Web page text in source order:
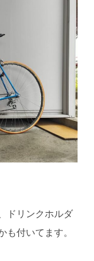
ドリンクホルダ
も付いてます。